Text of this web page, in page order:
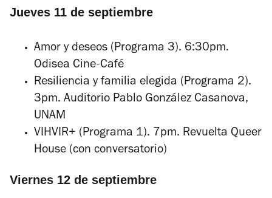
Jueves 11 de septiembre
Amor y deseos (Programa 3). 6:30pm.
Odisea Cine-Café
Resiliencia y familia elegida (Programa 2).
3pm. Auditorio Pablo González Casanova,
UNAM
VIHVIR+ (Programa 1). 7pm. Revuelta Queer
House (con conversatorio)
Viernes 12 de septiembre